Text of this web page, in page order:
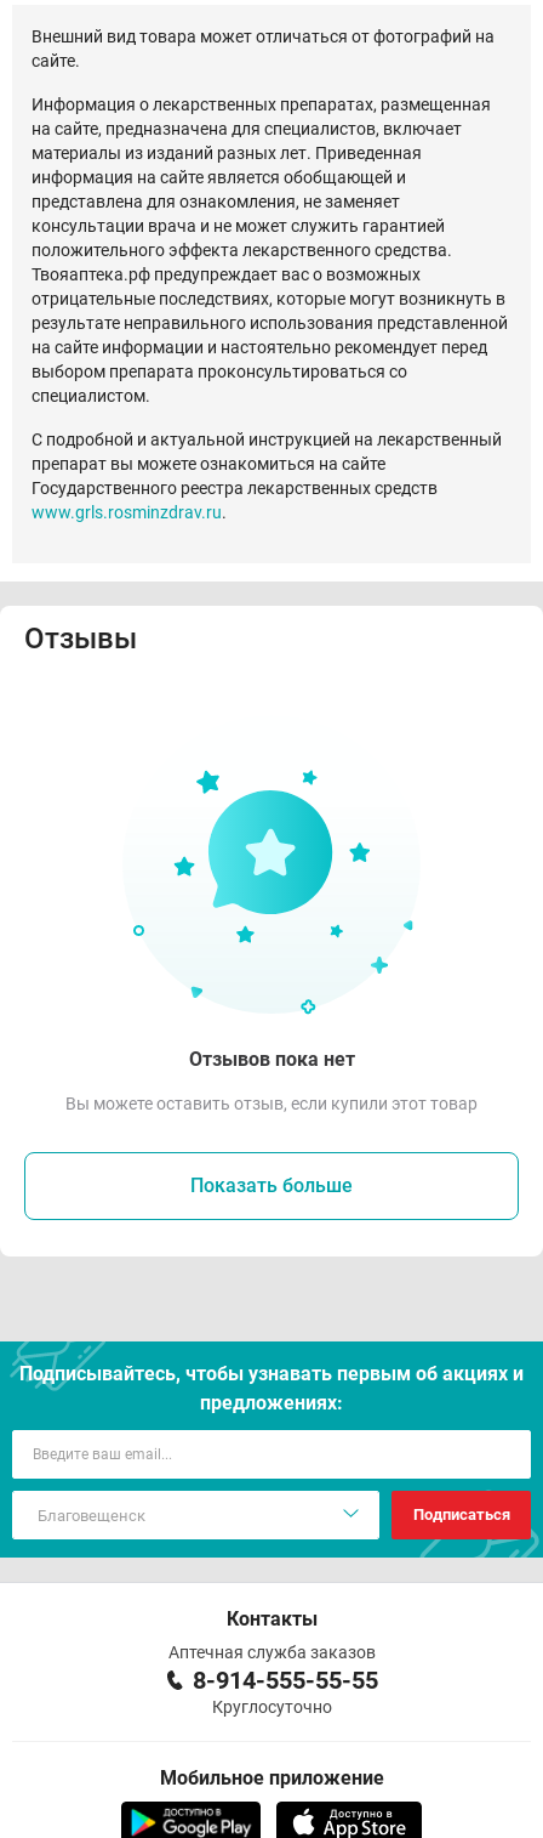
Внешний вид товара может отличаться от фотографий на
сайте.
Информация о лекарственных препаратах, размещенная
на сайте, предназначена для специалистов, включает
материалы из изданий разных лет. Приведенная
информация на сайте является обобщающей и
представлена для ознакомления, не заменяет
консультации врача и не может служить гарантией
положительного эффекта лекарственного средства.
Твояаптека.рф предупреждает вас о возможных
отрицательные последствиях, которые могут возникнуть в
результате неправильного использования представленной
на сайте информации и настоятельно рекомендует перед
выбором препарата проконсультироваться со
специалистом.
С подробной и актуальной инструкцией на лекарственный
препарат вы можете ознакомиться на сайте
Государственного реестра лекарственных средств
www.grls.rosminzdrav.ru.
Отзывы
Отзывов пока нет
Вы можете оставить отзыв, если купили этот товар
Показать больше
Подписывайтесь, чтобы узнавать первым об акцияx и
предложениях:
Подписаться
Контакты
Аптечная служба заказов
8-914-555-55-55
Круглосуточно
Мобильное приложение